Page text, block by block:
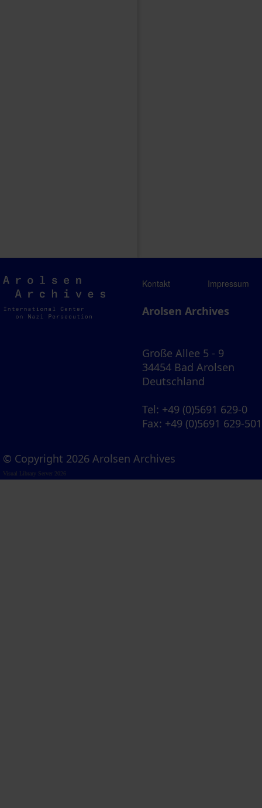
Arolsen
Archives
Kontakt Impressum
Arolsen Archives
Große Allee 5 - 9
34454 Bad Arolsen
Deutschland
Tel: +49 (0)5691 629-0
Fax: +49 (0)5691 629-501
© Copyright 2026 Arolsen Archives
Visual Library Server 2026